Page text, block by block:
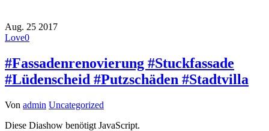
Aug. 25 2017
Love0
#Fassadenrenovierung #Stuckfassade
#Lüdenscheid #Putzschäden #Stadtvilla
Von admin Uncategorized
Diese Diashow benötigt JavaScript.